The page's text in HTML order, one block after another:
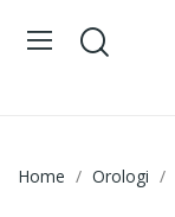
Home Orologi